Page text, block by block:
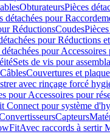
ObturateursPièces
détachées pour
RéductionsCoudes
pour Réductions
détachées pour
Sets de vis pour
CâblesCouvertures et
avec rinçage forcé
pour Accessoires pour
Connect pour système
Capteurs
Avec raccords à sertir